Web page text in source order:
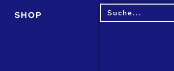
SHOP
Search
for: